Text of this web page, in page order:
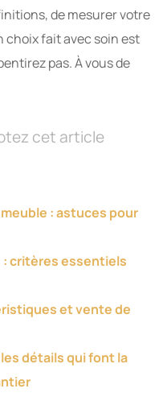
de mesurer votre
choix fait avec soin est
pas. À vous de
cet article
: astuces pour
: critères essentiels
et vente de
détails qui font la